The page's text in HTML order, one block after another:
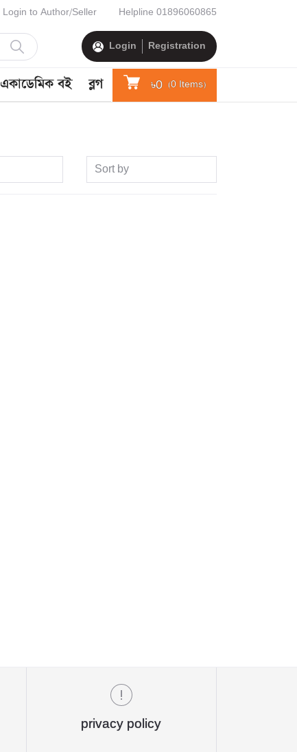
Login to Author/Seller Helpline 01896060865
Login Registration
একাডেমিক বই ব্লগ ৳0 (0 Items)
Sort by
privacy policy